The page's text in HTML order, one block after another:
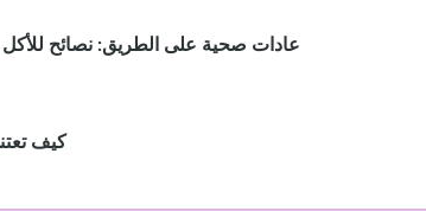
عادات صحية على الطريق: نصائح
كيف
الحصول على صحة أفضل. ❤️